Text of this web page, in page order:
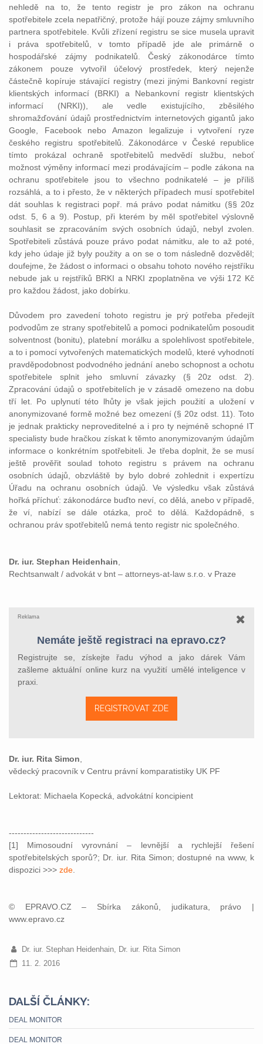
nehledě na to, že tento registr je pro zákon na ochranu
spotřebitele zcela nepatřičný, protože hájí pouze zájmy smluvního
partnera spotřebitele. Kvůli zřízení registru se sice musela upravit
i práva spotřebitelů, v tomto případě jde ale primárně o
hospodářské zájmy podnikatelů. Český zákonodárce tímto
zákonem pouze vytvořil účelový prostředek, který nejenže
částečně kopíruje stávající registry (mezi jinými Bankovní registr
klientských informací (BRKI) a Nebankovní registr klientských
informací (NRKI)), ale vedle existujícího, zběsilého
shromažďování údajů prostřednictvím internetových gigantů jako
Google, Facebook nebo Amazon legalizuje i vytvoření ryze
českého registru spotřebitelů. Zákonodárce v České republice
tímto prokázal ochraně spotřebitelů medvědí službu, neboť
možnost výměny informací mezi prodávajícím – podle zákona na
ochranu spotřebitele jsou to všechno podnikatelé – je příliš
rozsáhlá, a to i přesto, že v některých případech musí spotřebitel
dát souhlas k registraci popř. má právo podat námitku (§§ 20z
odst. 5, 6 a 9). Postup, při kterém by měl spotřebitel výslovně
souhlasit se zpracováním svých osobních údajů, nebyl zvolen.
Spotřebiteli zůstává pouze právo podat námitku, ale to až poté,
kdy jeho údaje již byly použity a on se o tom následně dozvěděl;
doufejme, že žádost o informaci o obsahu tohoto nového rejstříku
nebude jak u rejstříků BRKI a NRKI zpoplatněna ve výši 172 Kč
pro každou žádost, jako dobírku.
Důvodem pro zavedení tohoto registru je prý potřeba předejít
podvodům ze strany spotřebitelů a pomoci podnikatelům posoudit
solventnost (bonitu), platební morálku a spolehlivost spotřebitele,
a to i pomocí vytvořených matematických modelů, které vyhodnotí
pravděpodobnost podvodného jednání anebo schopnost a ochotu
spotřebitele splnit jeho smluvní závazky (§ 20z odst. 2).
Zpracování údajů o spotřebitelích je v zásadě omezeno na dobu
tří let. Po uplynutí této lhůty je však jejich použití a uložení v
anonymizované formě možné bez omezení (§ 20z odst. 11). Toto
je jednak prakticky neproveditelné a i pro ty nejméně schopné IT
specialisty bude hračkou získat k těmto anonymizovaným údajům
informace o konkrétním spotřebiteli. Je třeba doplnit, že se musí
ještě prověřit soulad tohoto registru s právem na ochranu
osobních údajů, obzvláště by bylo dobré zohlednit i expertízu
Úřadu na ochranu osobních údajů. Ve výsledku však zůstává
hořká příchuť: zákonodárce buďto neví, co dělá, anebo v případě,
že ví, nabízí se dále otázka, proč to dělá. Každopádně, s
ochranou práv spotřebitelů nemá tento registr nic společného.
Dr. iur. Stephan Heidenhain
Rechtsanwalt / advokát v bnt – attorneys-at-law s.r.o. v Praze
Reklama
Nemáte ještě registraci na epravo.cz?
Registrujte se, získejte řadu výhod a jako dárek Vám
zašleme aktuální online kurz na využití umělé inteligence v
praxi.
REGISTROVAT ZDE
Dr. iur. Rita Simon
vědecký pracovník v Centru právní komparatistiky UK PF
Lektorat: Michaela Kopecká, advokátní koncipient
-----------------------------
[1] Mimosoudní vyrovnání – levnější a rychlejší řešení
spotřebitelských sporů?; Dr. iur. Rita Simon; dostupné na www, k
dispozici >>> zde
© EPRAVO.CZ – Sbírka zákonů, judikatura, právo |
www.epravo.cz
Dr. iur. Stephan Heidenhain, Dr. iur. Rita Simon
11. 2. 2016
DALŠÍ ČLÁNKY:
DEAL MONITOR
DEAL MONITOR